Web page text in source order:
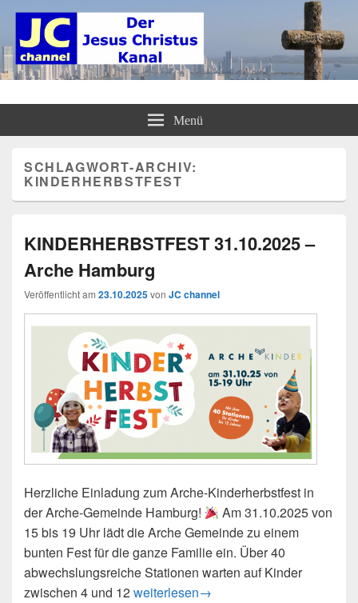
JC channel – Der Jesus Christus
Kanal
Menü
SCHLAGWORT-ARCHIV:
KINDERHERBSTFEST
KINDERHERBSTFEST 31.10.2025 –
Arche Hamburg
Veröffentlicht am 23.10.2025von JC channel
Herzliche Einladung zum Arche-Kinderherbstfest in
der Arche-Gemeinde Hamburg!
Am 31.10.2025 von
15 bis 19 Uhr lädt die Arche Gemeinde zu einem
bunten Fest für die ganze Familie ein. Über 40
abwechslungsreiche Stationen warten auf Kinder
zwischen 4 und 12KINDERHERBSTFEST 31.10.2025 –
weiterlesen→